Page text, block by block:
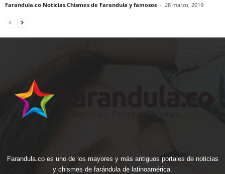
Farandula.co Noticias Chismes de Farandula y famosos - 28 marzo, 2019
Farandula.co es uno de los mayores y más antiguos portales de noticias
y chismes de farándula de latinoamérica.